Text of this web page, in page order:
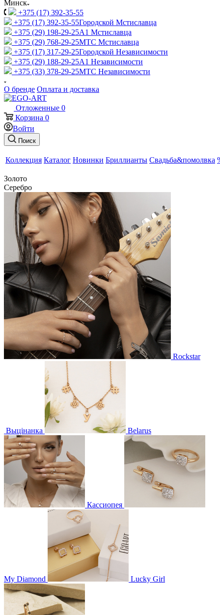
Минск
+375 (17) 392-35-55
+375 (17) 392-35-55Городской Мстиславца
+375 (29) 198-29-25A1 Мстиславца
+375 (29) 768-29-25МТС Мстиславца
+375 (17) 317-29-25Городской Независимости
+375 (29) 188-29-25A1 Независимости
+375 (33) 378-29-25МТС Независимости
О бренде Оплата и доставка
Отложенные 0
Корзина 0
Войти
Поиск
Коллекция Каталог Новинки Бриллианты Свадьба&помолвка
Золото
Серебро
Rockstar
Выцінанка Belarus
Кассиопея
My Diamond Lucky Girl